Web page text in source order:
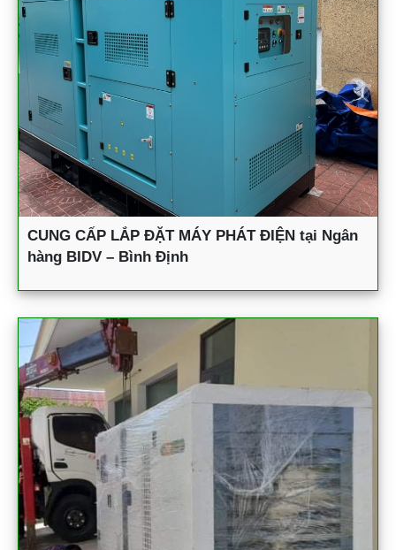
CUNG CẤP LẮP ĐẶT MÁY PHÁT ĐIỆN tại Ngân
hàng BIDV – Bình Định